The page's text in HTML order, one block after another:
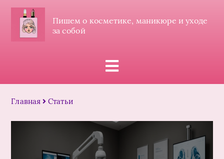
Пишем о косметике, маникюре и уходе
за собой
Главная Статьи